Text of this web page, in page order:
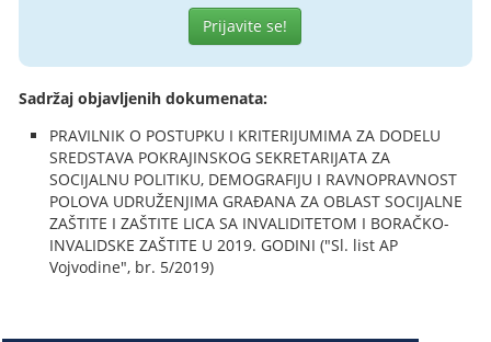
Prijavite se!
Sadržaj objavljenih dokumenata:
PRAVILNIK O POSTUPKU I KRITERIJUMIMA ZA DODELU
SREDSTAVA POKRAJINSKOG SEKRETARIJATA ZA
SOCIJALNU POLITIKU, DEMOGRAFIJU I RAVNOPRAVNOST
POLOVA UDRUŽENJIMA GRAĐANA ZA OBLAST SOCIJALNE
ZAŠTITE I ZAŠTITE LICA SA INVALIDITETOM I BORAČKO-
INVALIDSKE ZAŠTITE U 2019. GODINI ("Sl. list AP
Vojvodine", br. 5/2019)